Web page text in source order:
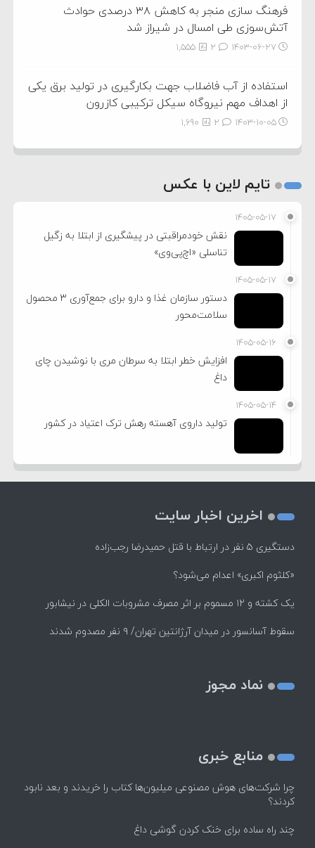
فرهنگ سازی منجر به کاهش ۳۸ درصدی حوادث
آتش‌سوزی طی امسال در شیراز شد
۱۴۰۳-۰۶-۲۷ 1,555
استفاده از آب فاضلاب جهت بکارگیری در تولید برق یکی
از اهداف مهم نیروگاه سیکل ترکیبی کازرون
۱۴۰۳-۱۰-۰۵ 1,690
تایم لاین با عکس
۱۴۰۵-۰۵-۱۷
نقش خودمراقبتی در پیشگیری از ابتلا به زگیل
تناسلی «اچ‌پی‌وی»
۱۴۰۵-۰۵-۱۷
دستور سازمان غذا و دارو برای جمع‌آوری ۳ محصول
سلامت‌محور
۱۴۰۵-۰۵-۱۶
افزایش خطر ابتلا به سرطان مری با نوشیدن چای
داغ
۱۴۰۵-۰۵-۱۴
تولید داروی آهسته رهش ترک اعتیاد در کشور
اخرین اخبار سایت
دستگیری ۵ نفر در ارتباط با قتل حمیدرضا رجب‌زاده
«کلثوم اکبری» اعدام می‌شود؟
یک کشته و ۱۲ مسموم بر اثر مصرف مشروبات الکلی در نیشابور
سقوط آسانسور در میدان آرژانتین تهران/ ۹ نفر مصدوم شدند
نماد مجوز
منابع خبری
چرا شرکت‌های هوش مصنوعی میلیون‌ها کتاب را خریدند و بعد نابود
کردند؟
چند راه‌ ساده برای خنک کردن گوشی داغ